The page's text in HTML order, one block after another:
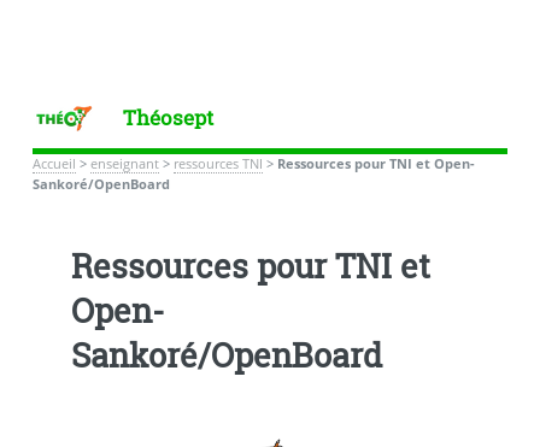
Théosept
Accueil > enseignant> ressources TNI > Ressources pour TNI et Open-
Sankoré/OpenBoard
Ressources pour TNI et
Open-
Sankoré/OpenBoard